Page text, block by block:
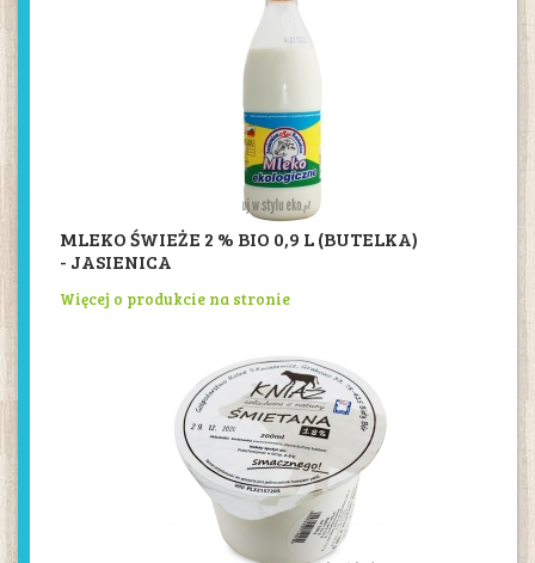
MLEKO ŚWIEŻE 2 % BIO 0,9 L (BUTELKA)
- JASIENICA
Więcej o produkcie na stronie